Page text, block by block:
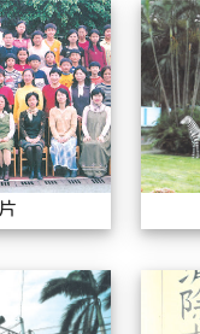
各屆照片
大華80年